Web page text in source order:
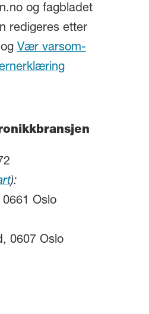
og fagbladet
redigeres etter
og Vær varsom-
):
Oslo
0607 Oslo